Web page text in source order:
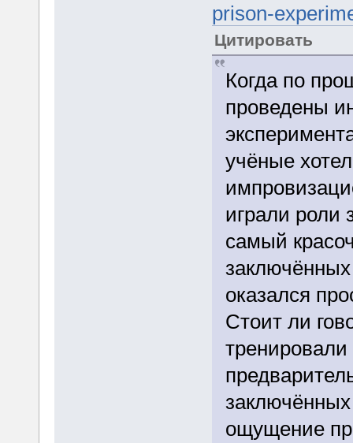
prison-
Цитировать
Когда по
проведены
учёные
играли роли
самый
оказался
Стоит ли
заключённых
ощущение